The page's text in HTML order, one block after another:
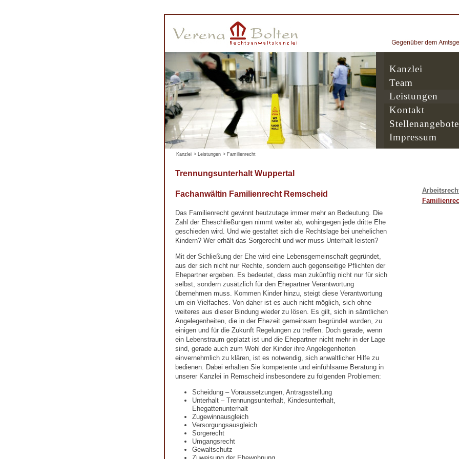
Kanzlei
Team
Leistungen
Kontakt
Stellenangebote
Impressum
Kanzlei > Leistungen > Familienrecht
Trennungsunterhalt Wuppertal
Fachanwältin Familienrecht Remscheid
Das Familienrecht gewinnt heutzutage immer mehr an Bedeutung. Die
Zahl der Eheschließungen nimmt weiter ab, wohingegen jede dritte Ehe
geschieden wird. Und wie gestaltet sich die Rechtslage bei unehelichen
Kindern? Wer erhält das Sorgerecht und wer muss Unterhalt leisten?
Mit der Schließung der Ehe wird eine Lebensgemeinschaft gegründet,
aus der sich nicht nur Rechte, sondern auch gegenseitige Pflichten der
Ehepartner ergeben. Es bedeutet, dass man zukünftig nicht nur für sich
selbst, sondern zusätzlich für den Ehepartner Verantwortung
übernehmen muss. Kommen Kinder hinzu, steigt diese Verantwortung
um ein Vielfaches. Von daher ist es auch nicht möglich, sich ohne
weiteres aus dieser Bindung wieder zu lösen. Es gilt, sich in sämtlichen
Angelegenheiten, die in der Ehezeit gemeinsam begründet wurden, zu
einigen und für die Zukunft Regelungen zu treffen. Doch gerade, wenn
ein Lebenstraum geplatzt ist und die Ehepartner nicht mehr in der Lage
sind, gerade auch zum Wohl der Kinder ihre Angelegenheiten
einvernehmlich zu klären, ist es notwendig, sich anwaltlicher Hilfe zu
bedienen. Dabei erhalten Sie kompetente und einfühlsame Beratung in
unserer Kanzlei in Remscheid insbesondere zu folgenden Problemen:
Scheidung – Voraussetzungen, Antragsstellung
Unterhalt – Trennungsunterhalt, Kindesunterhalt,
Ehegattenunterhalt
Zugewinnausgleich
Versorgungsausgleich
Sorgerecht
Umgangsrecht
Gewaltschutz